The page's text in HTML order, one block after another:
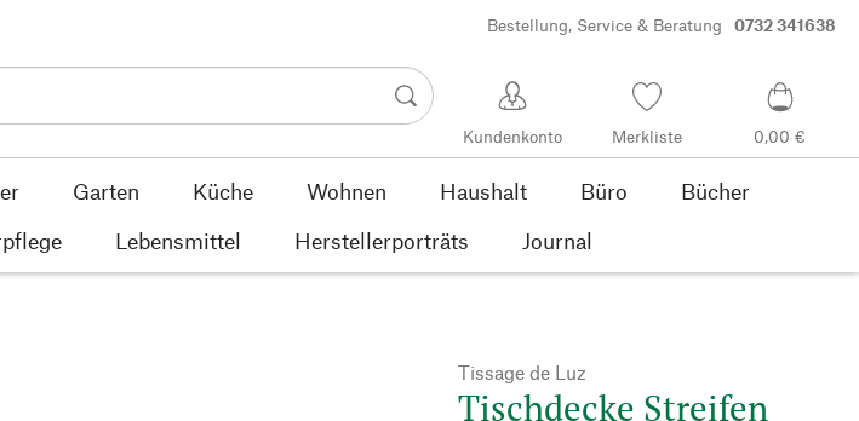
Bestellung, Service & Beratung 0732 341638
Kundenkonto Merkliste 0,00 €
Garten Küche Wohnen Haushalt Büro
Bücher
Lebensmittel Herstellerporträts Journal
Tissage de Luz
Tischdecke Streifen